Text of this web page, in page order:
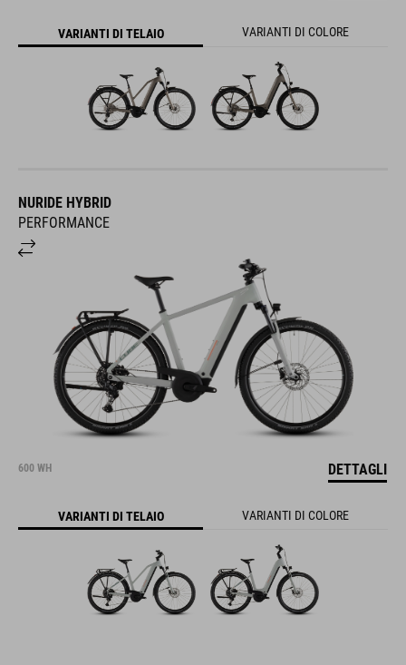
VARIANTI DI TELAIO VARIANTI DI COLORE
NURIDE HYBRID
PERFORMANCE
600 WH DETTAGLI
VARIANTI DI TELAIO VARIANTI DI COLORE